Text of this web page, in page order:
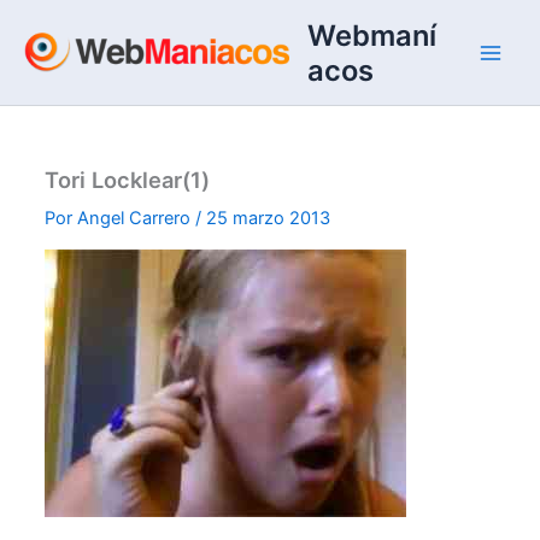
contenido
Webmaní
acos
Tori Locklear(1)
PorAngel Carrero/ 25 marzo 2013